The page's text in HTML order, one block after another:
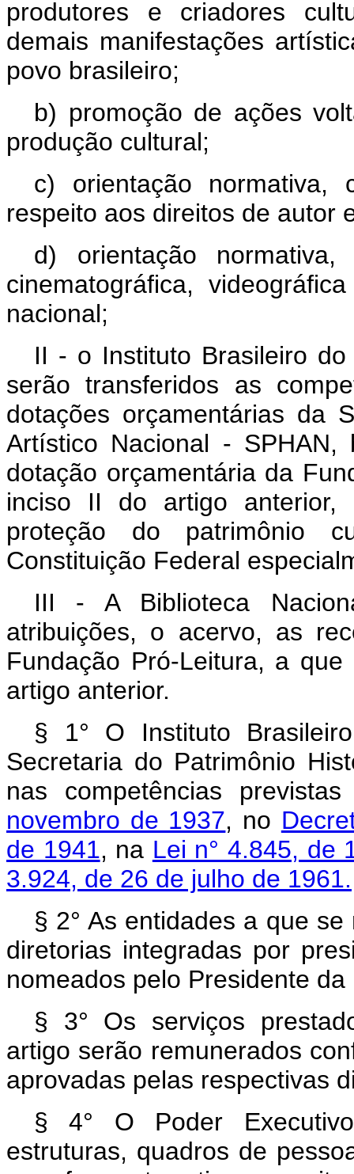
produtores e criadores
demais manifestações
povo brasileiro;
b) promoção de ações
produção cultural;
c) orientação normativa,
respeito aos direitos de autor
d) orientação
cinematográfica,
nacional;
II - o Instituto Brasileiro
serão transferidos as
dotações orçamentárias da
Artístico Nacional -
dotação orçamentária da
inciso II do artigo
proteção do patrimônio
Constituição Federal
III - A Biblioteca
atribuições, o acervo, as
Fundação Pró-Leitura, a
artigo anterior.
§ 1° O Instituto
Secretaria do Patrimônio
nas competências
novembro de 1937, no
de 1941, na Lei n° 4.845, de
3.924, de 26 de julho de 1961.
§ 2° As entidades a que
diretorias integradas por
nomeados pelo Presidente da
§ 3° Os serviços
artigo serão remunerados
aprovadas pelas respectivas
§ 4° O Poder
estruturas, quadros de